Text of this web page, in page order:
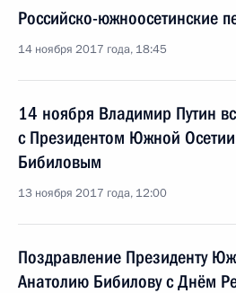
Российско-южноосетинские
14 ноября 2017 года, 18:45
14 ноября Владимир Путин
с Президентом Южной
Бибиловым
13 ноября 2017 года, 12:00
Поздравление Президенту
Анатолию Бибилову с Днём